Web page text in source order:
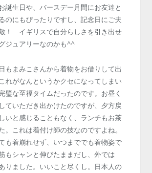
誕生日や、バースデー月間にお友達と
のにもぴったりですし、記念日にご夫
！ イギリスで自分らしさを引き出せ
ジュアリーなのかも^^
もまみこさんから着物をお借りして出
れがなんというかクセになってしまい
璧な至福タイムだったのです。お昼く
ていただき出かけたのですが、夕方戻
いと感じることもなく、ランチもお茶
。これは着付け師の技なのですよね。
も着崩れせず、いつまででも着物姿で
もシャンと伸びたままだし、外では
りました。いいこと尽くし。日本人の